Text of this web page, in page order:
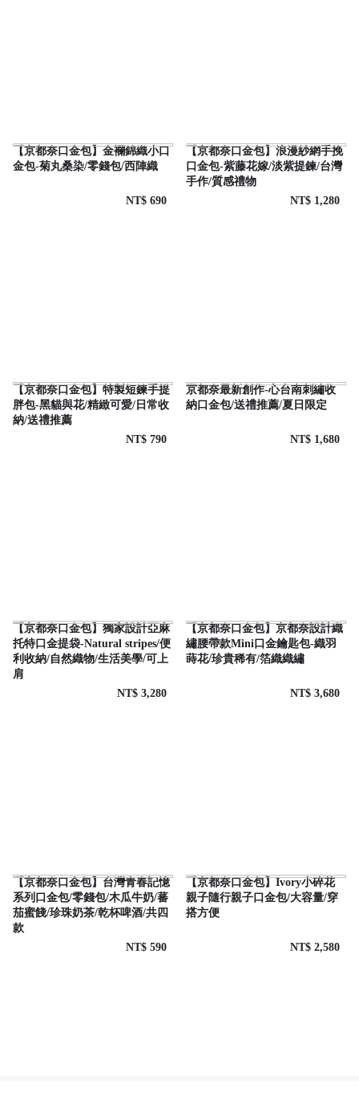
【京都奈口金包】金襴錦織小口
金包-菊丸桑染/零錢包/西陣織
NT$ 690
【京都奈口金包】浪漫紗網手挽
口金包-紫藤花嫁/淡紫提鍊/台灣
手作/質感禮物
NT$ 1,280
【京都奈口金包】特製短鍊手提
胖包-黑貓與花/精緻可愛/日常收
納/送禮推薦
NT$ 790
京都奈最新創作-心台南刺繡收
納口金包/送禮推薦/夏日限定
NT$ 1,680
【京都奈口金包】獨家設計亞麻
托特口金提袋-Natural stripes/便
利收納/自然織物/生活美學/可上
肩
NT$ 3,280
【京都奈口金包】京都奈設計織
繡腰帶款Mini口金鑰匙包-織羽
蒔花/珍貴稀有/箔織織繡
NT$ 3,680
【京都奈口金包】台灣青春記憶
系列口金包/零錢包/木瓜牛奶/蕃
茄蜜餞/珍珠奶茶/乾杯啤酒/共四
款
NT$ 590
【京都奈口金包】Ivory小碎花
親子隨行親子口金包/大容量/穿
搭方便
NT$ 2,580